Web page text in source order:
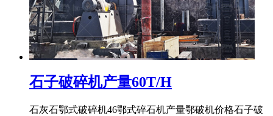
石子破碎机产量60T/H
石灰石鄂式破碎机46鄂式碎石机产量鄂破机价格石子破